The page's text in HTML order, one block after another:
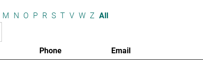
M N O P R S T V W Z All
Phone Email